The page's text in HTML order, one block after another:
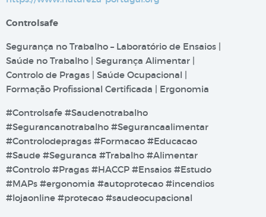
Controlsafe
Segurança no Trabalho – Laboratório de Ensaios |
Saúde no Trabalho | Segurança Alimentar |
Controlo de Pragas | Saúde Ocupacional |
Formação Profissional Certificada | Ergonomia
#Controlsafe #Saudenotrabalho
#Segurancanotrabalho #Segurancaalimentar
#Controlodepragas #Formacao #Educacao
#Saude #Seguranca #Trabalho #Alimentar
#Controlo #Pragas #HACCP #Ensaios #Estudo
#MAPs #ergonomia #autoprotecao #incendios
#lojaonline #protecao #saudeocupacional